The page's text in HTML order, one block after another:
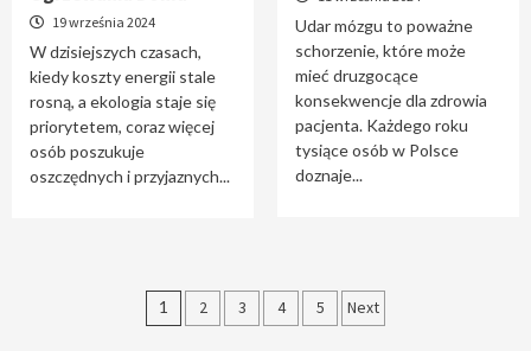
19 września 2024
W dzisiejszych czasach,
kiedy koszty energii stale
rosną, a ekologia staje się
priorytetem, coraz więcej
osób poszukuje
oszczędnych i przyjaznych...
Udar mózgu to poważne
schorzenie, które może
mieć druzgocące
konsekwencje dla zdrowia
pacjenta. Każdego roku
tysiące osób w Polsce
doznaje...
Stronicowanie
1 2 3 4 5 Next